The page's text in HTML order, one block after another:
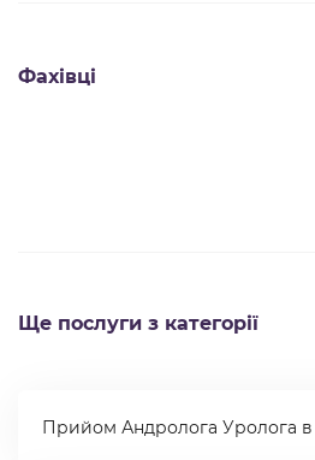
Фахівці
Ще послуги з категорії
Прийом Андролога Уролога в